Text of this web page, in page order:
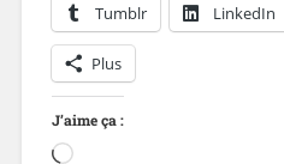
Tumblr LinkedIn
Plus
J’aime ça :